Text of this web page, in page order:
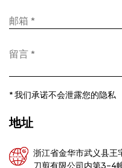
* 我们承诺不会泄露您的隐私
地址
浙江省金华市武义县王
刀剪有限公司内第3-4